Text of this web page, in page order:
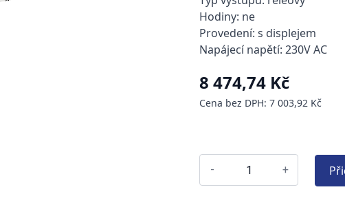
Hodiny: ne
Provedení: s displejem
Napájecí napětí: 230V AC
8 474,74 Kč
Cena bez DPH: 7 003,92 Kč
- +